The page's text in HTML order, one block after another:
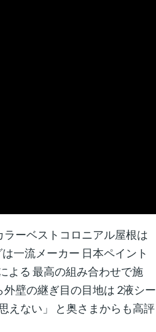
ーベストコロニアル屋根は
一流メーカー 日本ペイント
よる 最高の組み合わせで施
壁の継ぎ目の目地は 2液シー
えない」 と奥さまからも高評